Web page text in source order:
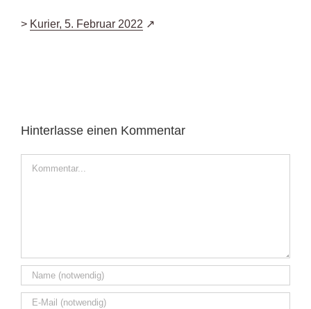
> Kurier, 5. Februar 2022
Hinterlasse einen Kommentar